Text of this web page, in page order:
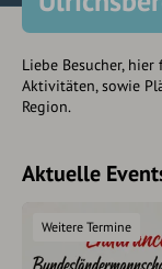
Liebe Besucher,
Aktivitäten, sowie
Region.
Aktuelle
Weitere Termine